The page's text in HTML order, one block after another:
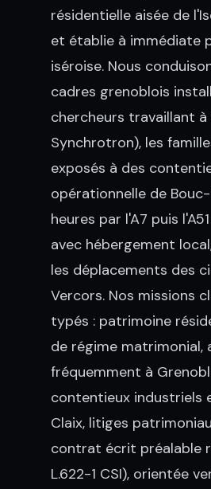
résidentielle aisée de
et établie à immédiate
iséroise. Nous
cadres grenoblois
chercheurs travaillant à
Synchrotron), les
exposés à des
opérationnelle de
heures par l'A7 puis
avec hébergement
les déplacements des
Vercors. Nos missions
typés : patrimoine
de régime
fréquemment à
contentieux industriels
Claix, litiges
contrat écrit préalable
L.622-1 CSI), orientée